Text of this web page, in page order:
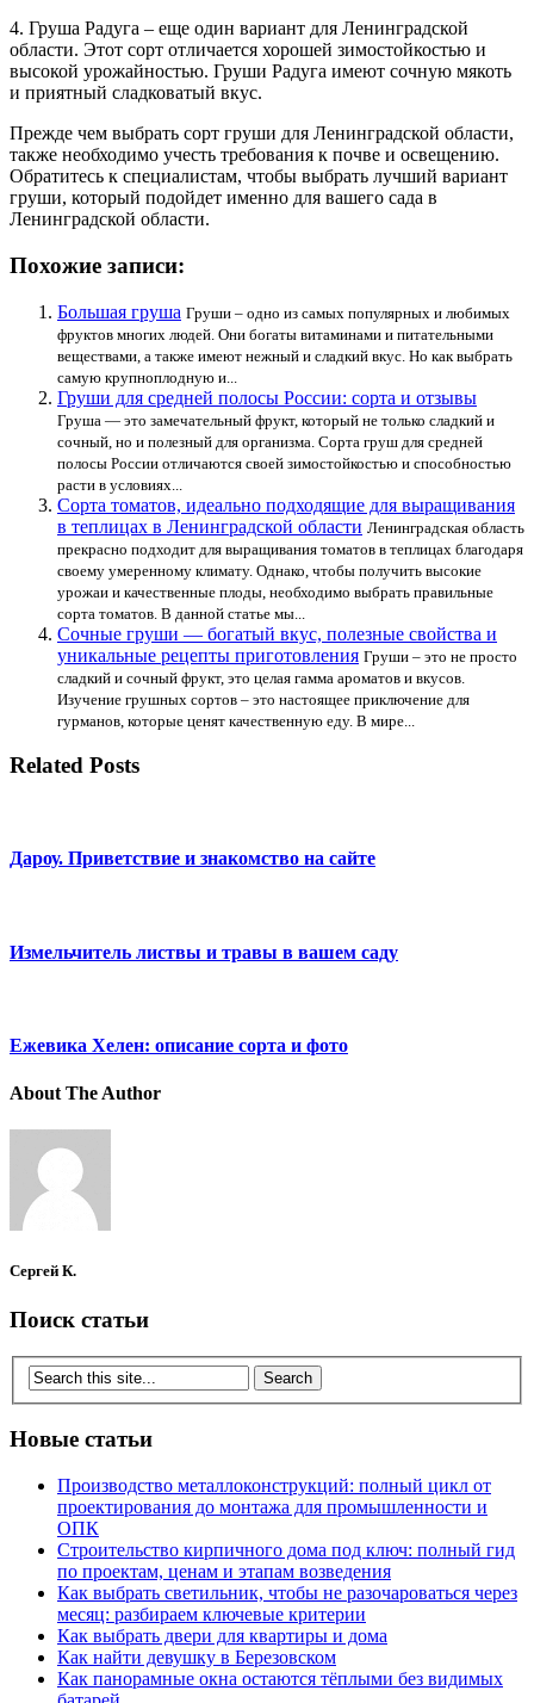
4. Груша Радуга – еще один вариант для Ленинградской
области. Этот сорт отличается хорошей зимостойкостью и
высокой урожайностью. Груши Радуга имеют сочную мякоть
и приятный сладковатый вкус.
Прежде чем выбрать сорт груши для Ленинградской области,
также необходимо учесть требования к почве и освещению.
Обратитесь к специалистам, чтобы выбрать лучший вариант
груши, который подойдет именно для вашего сада в
Ленинградской области.
Похожие записи:
Большая груша Груши – одно из самых популярных и любимых
фруктов многих людей. Они богаты витаминами и питательными
веществами, а также имеют нежный и сладкий вкус. Но как выбрать
самую крупноплодную и...
Груши для средней полосы России: сорта и отзывы
Груша — это замечательный фрукт, который не только сладкий и
сочный, но и полезный для организма. Сорта груш для средней
полосы России отличаются своей зимостойкостью и способностью
расти в условиях...
Сорта томатов, идеально подходящие для выращивания
в теплицах в Ленинградской области Ленинградская область
прекрасно подходит для выращивания томатов в теплицах благодаря
своему умеренному климату. Однако, чтобы получить высокие
урожаи и качественные плоды, необходимо выбрать правильные
сорта томатов. В данной статье мы...
Сочные груши — богатый вкус, полезные свойства и
уникальные рецепты приготовления Груши – это не просто
сладкий и сочный фрукт, это целая гамма ароматов и вкусов.
Изучение грушных сортов – это настоящее приключение для
гурманов, которые ценят качественную еду. В мире...
Related Posts
Дароу. Приветствие и знакомство на сайте
Измельчитель листвы и травы в вашем саду
Ежевика Хелен: описание сорта и фото
About The Author
Сергей К.
Поиск статьи
Новые статьи
Производство металлоконструкций: полный цикл от
проектирования до монтажа для промышленности и
ОПК
Строительство кирпичного дома под ключ: полный гид
по проектам, ценам и этапам возведения
Как выбрать светильник, чтобы не разочароваться через
месяц: разбираем ключевые критерии
Как выбрать двери для квартиры и дома
Как найти девушку в Березовском
Как панорамные окна остаются тёплыми без видимых